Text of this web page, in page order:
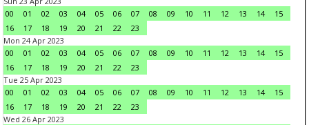
00
01 02 03 04 05 06 07 08 09 10 11 12 13 14
15
16
17 18 19 20 21 22
23
Mon 24 Apr 2023
00
01 02 03 04 05 06 07 08 09 10 11 12 13 14
15
16
17 18 19 20 21 22
23
Tue 25 Apr 2023
00
01 02 03 04 05 06 07 08 09 10 11 12 13 14
15
16
17 18 19 20 21 22
23
Wed 26 Apr 2023